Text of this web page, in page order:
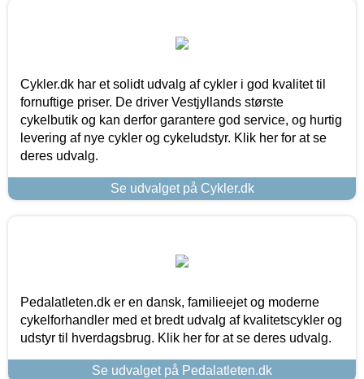
Cykler.dk har et solidt udvalg af cykler i god kvalitet til
fornuftige priser. De driver Vestjyllands største
cykelbutik og kan derfor garantere god service, og hurtig
levering af nye cykler og cykeludstyr. Klik her for at se
deres udvalg.
Se udvalget på Cykler.dk
Pedalatleten.dk er en dansk, familieejet og moderne
cykelforhandler med et bredt udvalg af kvalitetscykler og
udstyr til hverdagsbrug. Klik her for at se deres udvalg.
Se udvalget på Pedalatleten.dk